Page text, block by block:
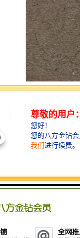
铁（铝）水中。
可以通过正常扒
0.002mm左右时
约而悬浮于铁（
的使用是很有必